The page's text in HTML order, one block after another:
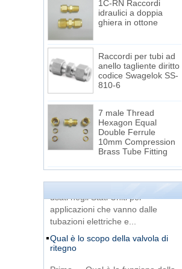
idraulici a doppia
ghiera in ottone
anello tagliente diritto
codice Swagelok SS-
810-6
Hexagon Equal
Double Ferrule
10mm Compression
Brass Tube Fitting
13 SS316 Stainless
Steel Double Ferrules
Tube 2mm to 38mm
Double Ferrules Inch
La differenza tra thread NPT e
thread NPTF
1. I fili NPT e NPTF sono due dei
applicazioni che vanno dalle
tubazioni elettriche e...
ritegno